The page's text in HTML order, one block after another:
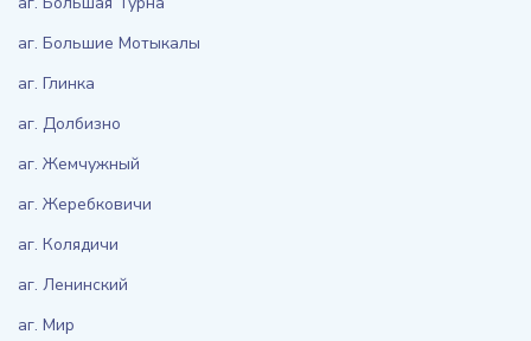
аг. Большие Мотыкалы
аг. Глинка
аг. Долбизно
аг. Жемчужный
аг. Жеребковичи
аг. Колядичи
аг. Ленинский
аг. Мир